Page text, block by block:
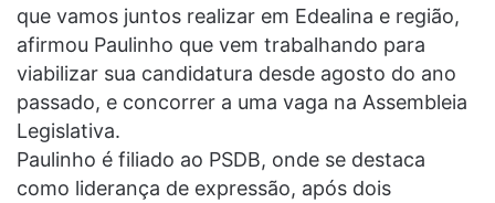
que vamos juntos realizar em Edealina e região,
afirmou Paulinho que vem trabalhando para
viabilizar sua candidatura desde agosto do ano
passado, e concorrer a uma vaga na Assembleia
Legislativa.
Paulinho é filiado ao PSDB, onde se destaca
como liderança de expressão, após dois